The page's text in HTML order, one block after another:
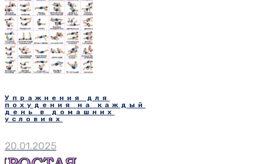
Упражнения для
похудения на каждый
день в домашних
условиях
20.01.2025